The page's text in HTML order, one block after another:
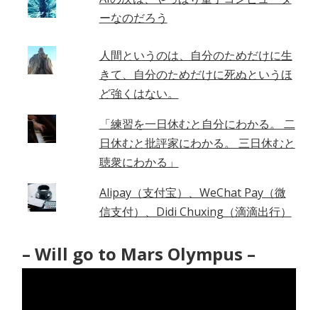
ーなのだろう
人間というのは、自分のためだけに生
きて、自分のためだけに死ぬというほ
ど強くはない。
「練習を一日休むと自分にわかる。 二
日休むと批評家にわかる。 三日休むと
聴衆にわかる」
Alipay（支付宝）、WeChat Pay（微
信支付）、Didi Chuxing（滴滴出行）
– Will go to Mars Olympus –